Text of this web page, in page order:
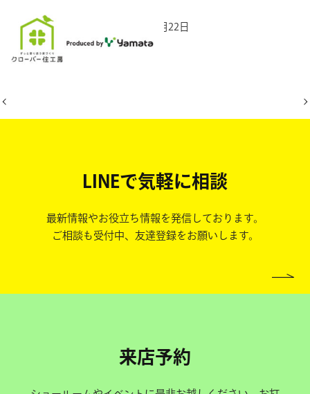
2025年11月22日
LINEで気軽に相談
最新情報やお役立ち情報を発信しております。
ご相談も受付中、友達登録をお願いします。
来店予約